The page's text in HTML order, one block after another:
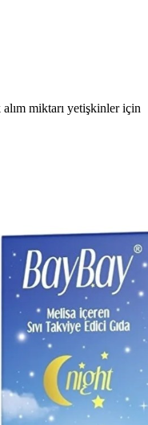
miktarı yetişkinler için